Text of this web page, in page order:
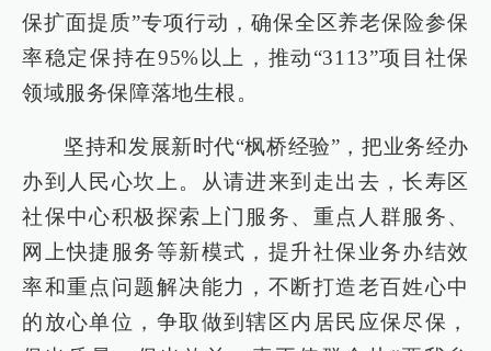
保扩面提质”专项行动，确保全区养老保险参保
率稳定保持在95%以上，推动“3113”项目社保
领域服务保障落地生根。
坚持和发展新时代“枫桥经验”，把业务经办
办到人民心坎上。从请进来到走出去，长寿区
社保中心积极探索上门服务、重点人群服务、
网上快捷服务等新模式，提升社保业务办结效
率和重点问题解决能力，不断打造老百姓心中
的放心单位，争取做到辖区内居民应保尽保，